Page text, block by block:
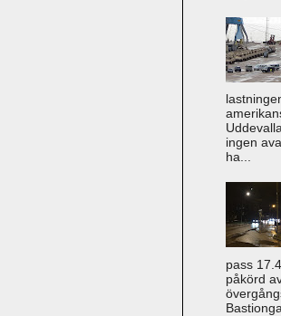
ingen
ha...
pass
påkörd